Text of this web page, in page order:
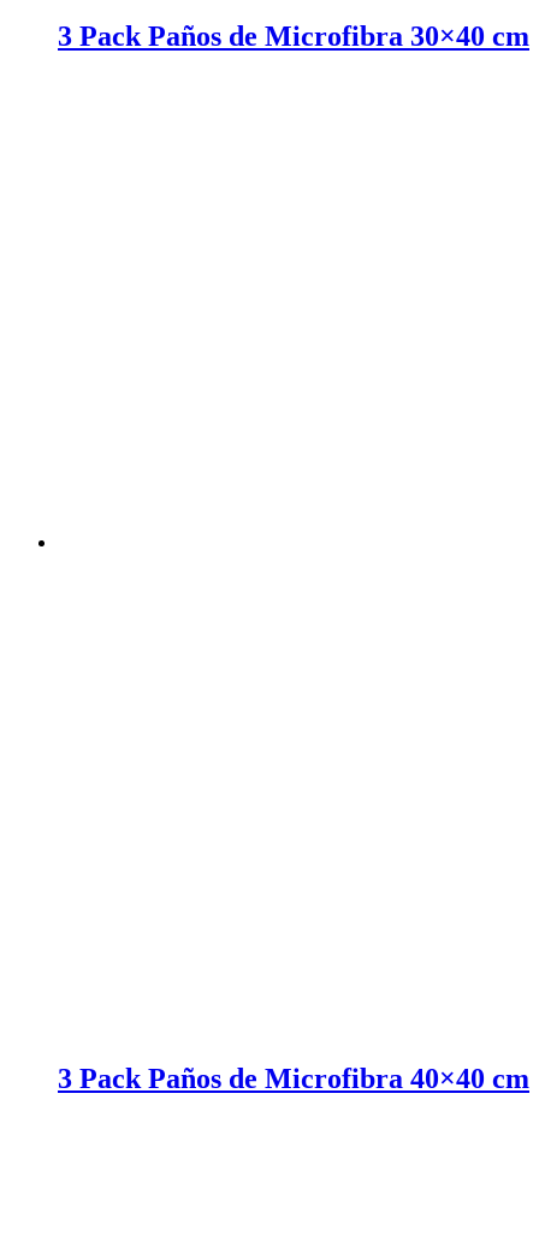
3 Pack Paños de Microfibra 30×40 cm
3 Pack Paños de Microfibra 40×40 cm